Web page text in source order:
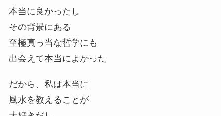
本当に良かったし
その背景にある
至極真っ当な哲学にも
出会えて本当によかった
だから、私は本当に
風水を教えることが